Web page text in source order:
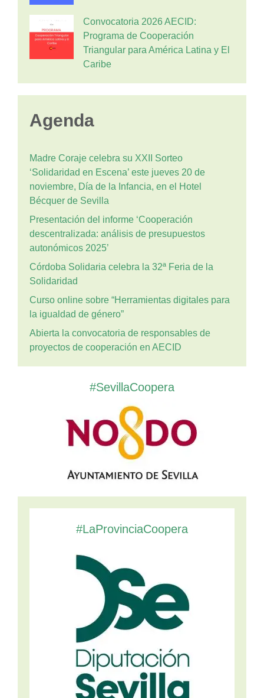
Convocatoria 2026 AECID:
Programa de Cooperación
Triangular para América Latina y El
Caribe
Agenda
Madre Coraje celebra su XXII Sorteo
‘Solidaridad en Escena’ este jueves 20 de
noviembre, Día de la Infancia, en el Hotel
Bécquer de Sevilla
Presentación del informe ‘Cooperación
descentralizada: análisis de presupuestos
autonómicos 2025’
Córdoba Solidaria celebra la 32ª Feria de la
Solidaridad
Curso online sobre “Herramientas digitales para
la igualdad de género”
Abierta la convocatoria de responsables de
proyectos de cooperación en AECID
#SevillaCoopera
#LaProvinciaCoopera